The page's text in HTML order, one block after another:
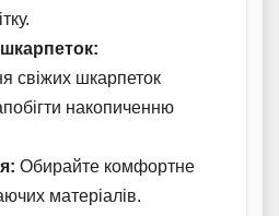
шкарпеток:
свіжих шкарпеток
накопиченню
Обирайте комфортне
матеріалів.